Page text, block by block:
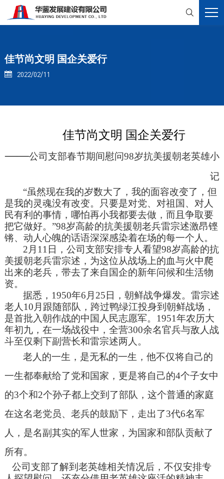

佳节尚文明 国企关爱行
 2022/02/11
佳节尚文明 国企关爱行
——公司支部春节期间慰问98岁抗美援朝老英雄小
记
“虽然现在我的岁数大了，我的面容改变了，但
是我的灵魂没有改变。只要是对党、对祖国、对人
民有利的事情，哪怕再小我都要去做，而且争取要
把它做好。 ”98岁高龄的抗美援朝老兵雷宗述激昂铿
锵、动人心魄的话语深深感染着在场的每一个人。
2 月 11 日，公司支部安排专人看望98岁高龄的抗
美援朝老兵雷宗述，为这位从战场上的血与火中爬
出来的老兵，带去了来自国企的新年问候和生活物
资。
据悉， 1950年6 月 25 日，朝鲜战争爆发。 雷宗述
老人 10 月跟随部队，跨过鸭绿江投身到朝鲜战场，
是首批入朝作战的中国人民志愿军。 1951年农历大
年初九，在一场战役中，全营300余名官兵与敌人战
斗至仅剩下副营长和雷宗述两人 。
老人的一生，是无私的一生，他不仅将自己的
一生都奉献给了党和国家，更是将自己的4个子女中
的3个和2个孙子都上交到了部队，这个普通的家庭
在这名老党员、老兵的鼓励下，走出了3代6名军
人，是名副其实的军人世家，为国家和部队贡献了
所有。
公司支部了解到老英雄相关情况后，不仅安排专